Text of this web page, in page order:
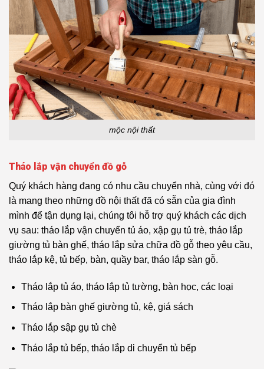
mộc nội thất
Tháo lắp vận chuyển đồ gỗ
Quý khách hàng đang có nhu cầu chuyển nhà, cùng với đó
là mang theo những đồ nội thất đã có sẵn của gia đình
mình để tận dụng lại, chúng tôi hỗ trợ quý khách các dịch
vụ sau: tháo lắp vận chuyển tủ áo, xập gụ tủ trè, tháo lắp
giường tủ bàn ghế, tháo lắp sửa chữa đồ gỗ theo yêu cầu,
tháo lắp kệ, tủ bếp, bàn, quầy bar, tháo lắp sàn gỗ.
Tháo lắp tủ áo, tháo lắp tủ tường, bàn học, các loại
Tháo lắp bàn ghế giường tủ, kệ, giá sách
Tháo lắp sập gụ tủ chè
Tháo lắp tủ bếp, tháo lắp di chuyển tủ bếp